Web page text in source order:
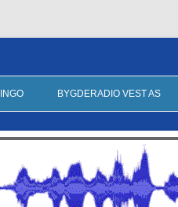
– PÅ TUR
BYGDERADIO VEST AS
AKSJER
LYTTERAVGIFT